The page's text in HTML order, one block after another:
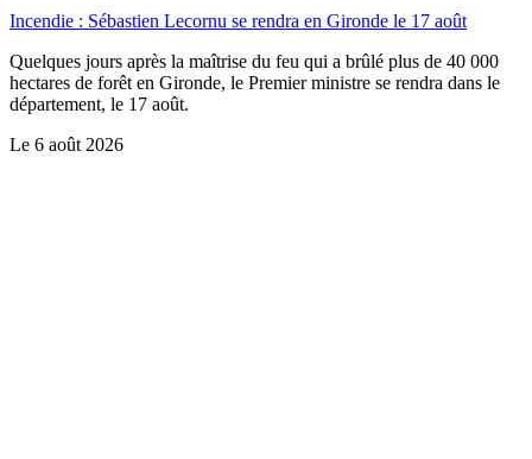
Incendie : Sébastien Lecornu se rendra en Gironde le 17 août
Quelques jours après la maîtrise du feu qui a brûlé plus de 40 000
hectares de forêt en Gironde, le Premier ministre se rendra dans le
département, le 17 août.
Le 6 août 2026